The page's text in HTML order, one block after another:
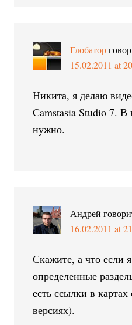
Глобатор
15.02.2011 at
Никита, я делаю
Camstasia Studio 7. В
нужно.
Андрей
16.02.2011 at
Скажите, а что если
определенные
есть ссылки в
версиях).